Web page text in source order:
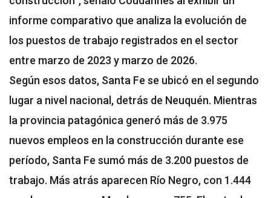
informe comparativo que analiza la evolución de
los puestos de trabajo registrados en el sector
entre marzo de 2023 y marzo de 2026.
Según esos datos, Santa Fe se ubicó en el segundo
lugar a nivel nacional, detrás de Neuquén. Mientras
la provincia patagónica generó más de 3.975
nuevos empleos en la construcción durante ese
período, Santa Fe sumó más de 3.200 puestos de
trabajo. Más atrás aparecen Río Negro, con 1.444